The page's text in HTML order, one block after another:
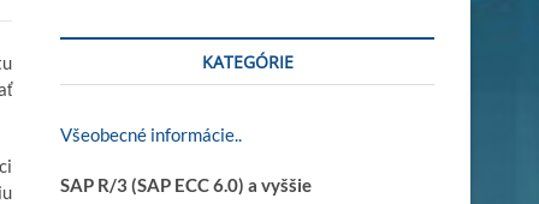
KATEGÓRIE
Všeobecné informácie..
SAP R/3 (SAP ECC 6.0) a vyššie